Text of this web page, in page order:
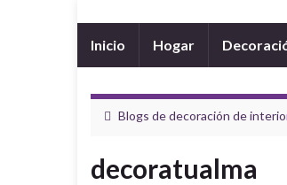
Inicio Hogar
Blogs de decoración de
decoratualma